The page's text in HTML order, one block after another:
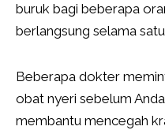
buruk bagi beberapa
berlangsung selama
Beberapa dokter
obat nyeri sebelum
membantu mencegah